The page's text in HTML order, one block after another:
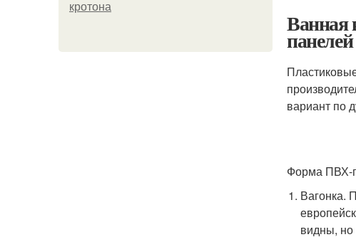
кротона
Ванная
вариант по
Форма ПВХ-
Вагонка.
видны, но